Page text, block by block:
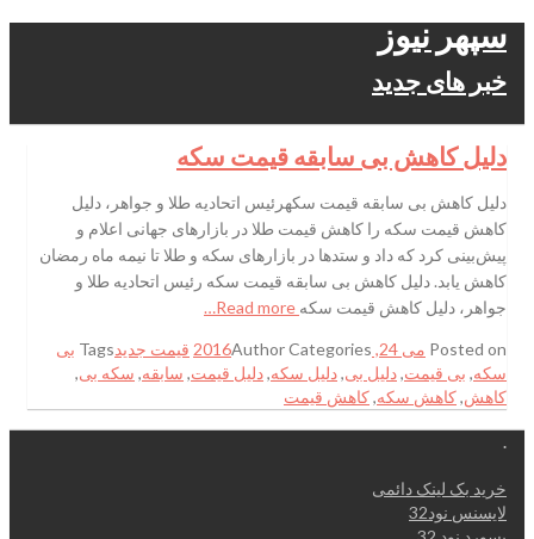
سپهر نیوز
خبر های جدید
دلیل کاهش بی سابقه قیمت سکه
دلیل کاهش بی سابقه قیمت سکهرئیس اتحادیه طلا و جواهر، دلیل
کاهش قیمت سکه را کاهش قیمت طلا در بازارهای جهانی اعلام و
پیش‌بینی کرد که داد و ستدها در بازارهای سکه و طلا تا نیمه ماه رمضان
کاهش یابد. دلیل کاهش بی سابقه قیمت سکه رئیس اتحادیه طلا و
جواهر، دلیل کاهش قیمت سکه
Posted on می 24, 2016 AuthorCategories قیمت جدیدTags بی
سکه, بی قیمت,دلیل بی,دلیل سکه,دلیل قیمت, سابقه, سکه بی,
کاهش,کاهش سکه,کاهش قیمت
.
خرید بک لینک دائمی
لایسنس نود32